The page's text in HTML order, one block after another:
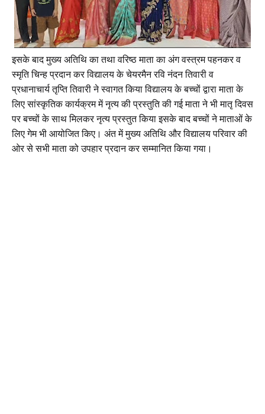
इसके बाद मुख्य अतिथि का तथा वरिष्ठ माता का अंग वस्त्रम पहनकर व
स्मृति चिन्ह प्रदान कर विद्यालय के चेयरमैन रवि नंदन तिवारी व
प्रधानाचार्य तृप्ति तिवारी ने स्वागत किया विद्यालय के बच्चों द्वारा माता के
लिए सांस्कृतिक कार्यक्रम में नृत्य की प्रस्तुति की गई माता ने भी मातृ दिवस
पर बच्चों के साथ मिलकर नृत्य प्रस्तुत किया इसके बाद बच्चों ने माताओं के
लिए गेम भी आयोजित किए। अंत में मुख्य अतिथि और विद्यालय परिवार की
ओर से सभी माता को उपहार प्रदान कर सम्मानित किया गया।